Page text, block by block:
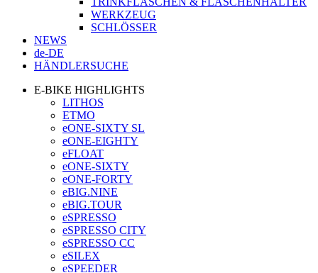
WERKZEUG
SCHLÖSSER
NEWS
de-DE
HÄNDLERSUCHE
E-BIKE HIGHLIGHTS
LITHOS
ETMO
eONE-SIXTY SL
eONE-EIGHTY
eFLOAT
eONE-SIXTY
eONE-FORTY
eBIG.NINE
eBIG.TOUR
eSPRESSO
eSPRESSO CITY
eSPRESSO CC
eSILEX
eSPEEDER